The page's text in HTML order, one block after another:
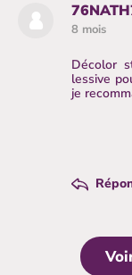
8 mois
Décolor
lessive
je